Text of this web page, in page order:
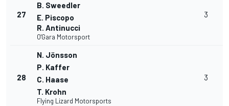
27
B. Sweedler
E. Piscopo
R. Antinucci
O'Gara Motorsport
3
28
N. Jönsson
P. Kaffer
C. Haase
T. Krohn
Flying Lizard Motorsports
3